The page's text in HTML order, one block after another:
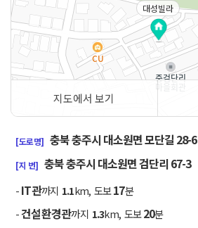
대성빌라
지도에서 보기
[도로명] 충북 충주시 대소원면 모단길 28-6
[지 번] 충북 충주시 대소원면 검단리 67-3
-IT관까지 1.1km, 도보17분
-건설환경관까지 1.3km, 도보20분